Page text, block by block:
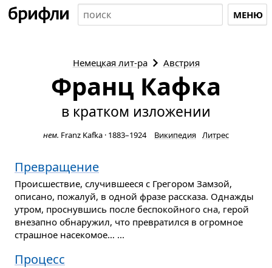
МЕНЮ
Немецкая лит-ра Австрия
Франц Кафка
в кратком изложении
нем. Franz Kafka · 1883–1924 Википедия Литрес
Превращение
Происшествие, случившееся с Грегором Замзой,
описано, пожалуй, в одной фразе рассказа. Однажды
утром, проснувшись после беспокойного сна, герой
внезапно обнаружил, что превратился в огромное
страшное насекомое… ...
Процесс